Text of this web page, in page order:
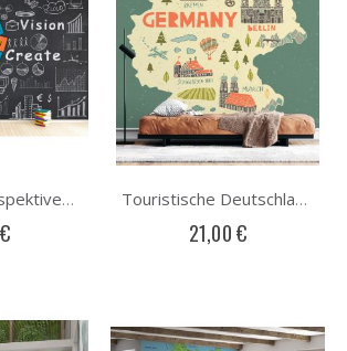
Innovative Perspektive Fototapete Touristische Deutschlandkarte Fototapete
21,00 €